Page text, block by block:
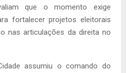
que o momento exige
fortalecer projetos eleitorais
nas articulações da direita no
assumiu o comando do